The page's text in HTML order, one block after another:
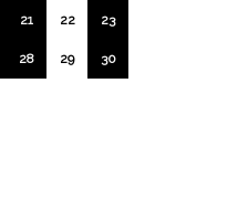
21 22 23
28 29 30